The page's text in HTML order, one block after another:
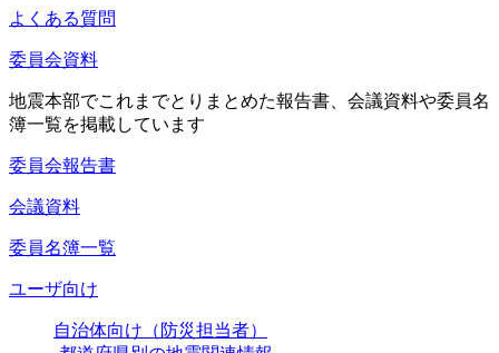
よくある質問
委員会資料
地震本部でこれまでとりまとめた報告書、会議資料や委員名
簿一覧を掲載しています
委員会報告書
会議資料
委員名簿一覧
ユーザ向け
自治体向け（防災担当者）